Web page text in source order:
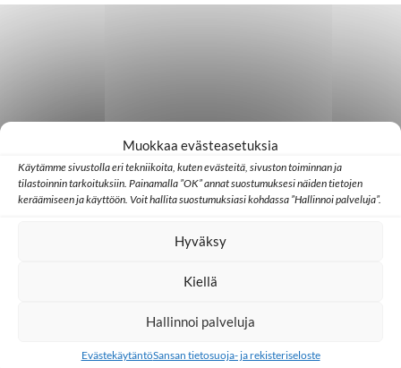
Muokkaa evästeasetuksia
Käytämme sivustolla eri tekniikoita, kuten evästeitä, sivuston toiminnan ja
tilastoinnin tarkoituksiin. Painamalla ”OK” annat suostumuksesi näiden tietojen
keräämiseen ja käyttöön. Voit hallita suostumuksiasi kohdassa ”Hallinnoi palveluja”.
Hyväksy
Kiellä
Hallinnoi palveluja
EvästekäytäntöSansan tietosuoja- ja rekisteriseloste